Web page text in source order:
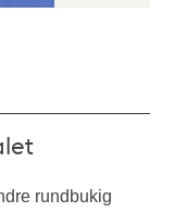
rundbukig